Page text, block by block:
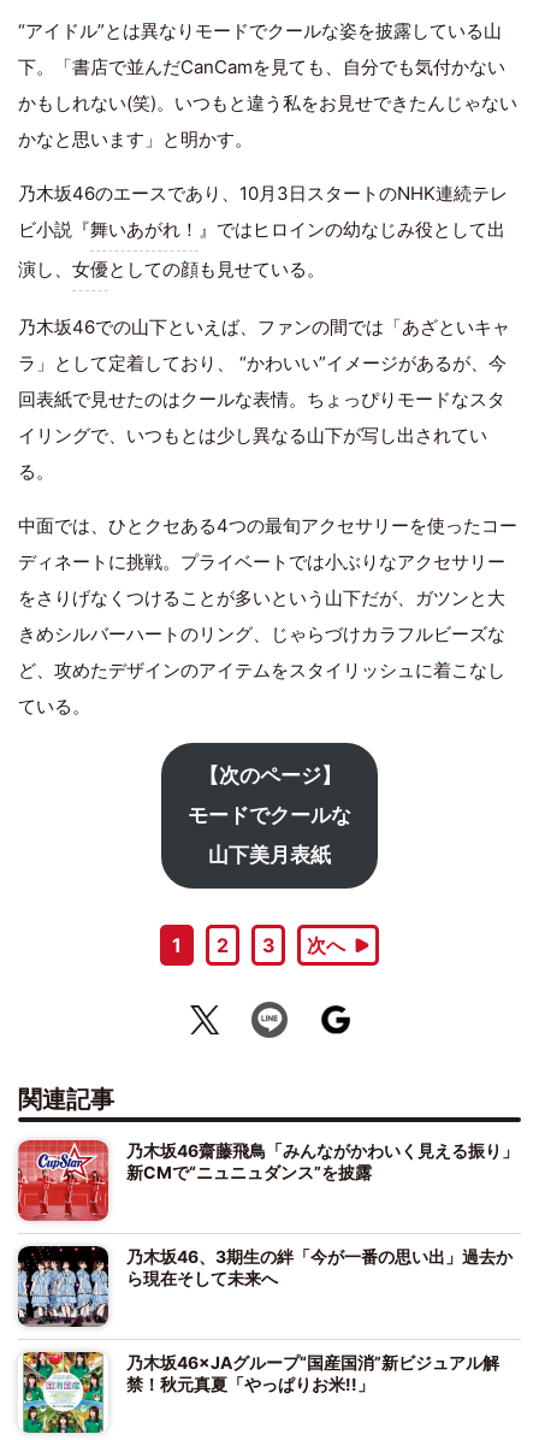
“アイドル”とは異なりモードでクールな姿を披露している山
下。「書店で並んだCanCamを見ても、自分でも気付かない
かもしれない(笑)。いつもと違う私をお見せできたんじゃない
かなと思います」と明かす。
乃木坂46のエースであり、10月3日スタートのNHK連続テレ
ビ小説『舞いあがれ！ 』ではヒロインの幼なじみ役として出
演し、 女優としての顔も見せている。
乃木坂46での山下といえば、ファンの間では「あざといキャ
ラ」として定着しており、 “かわいい”イメージがあるが、今
回表紙で見せたのはクールな表情。ちょっぴりモードなスタ
イリングで、いつもとは少し異なる山下が写し出されてい
る。
中面では、ひとクセある4つの最旬アクセサリーを使ったコー
ディネートに挑戦。プライベートでは小ぶりなアクセサリー
をさりげなくつけることが多いという山下だが、ガツンと大
きめシルバーハートのリング、じゃらづけカラフルビーズな
ど、攻めたデザインのアイテムをスタイリッシュに着こなし
ている。
【次のページ】
モードでクールな
山下美月表紙
1 2 3 次へ
関連記事
乃木坂46齋藤飛鳥「みんながかわいく見える振り」
新CMで“ニュニュダンス”を披露
乃木坂46、3期生の絆「今が一番の思い出」過去か
ら現在そして未来へ
乃木坂46×JAグループ“国産国消”新ビジュアル解
禁！秋元真夏「やっぱりお米!!」